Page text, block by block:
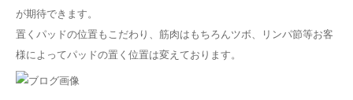
が期待できます。
置くパッドの位置もこだわり、筋肉はもちろんツボ、リンパ節等お客
様によってパッドの置く位置は変えております。